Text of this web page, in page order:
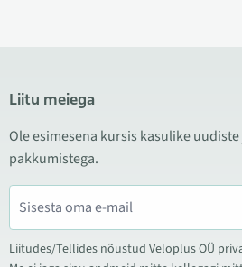
Liitu meiega
Ole esimesena kursis kasulike
pakkumistega.
Liitudes/Tellides nõustud Veloplus OÜ